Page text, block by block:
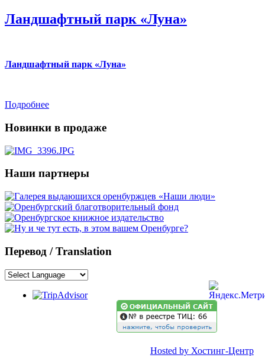
Ландшафтный парк «Луна»
Ландшафтный парк «Луна»
Подробнее
Новинки в продаже
Наши партнеры
Перевод / Translation
Hosted by Хостинг-Центр